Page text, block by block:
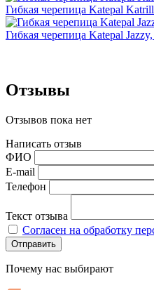
Гибкая черепица Katepal
Гибкая черепица Katepal
Отзывы
Отзывов пока нет
Написать отзыв
ФИО
E-mail
Телефон
Текст отзыва
Согласен на обработку
Отправить
Почему нас выбирают